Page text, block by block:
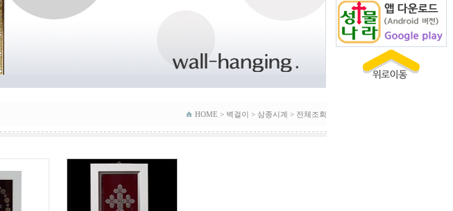
HOME > 벽걸이 > 삼종시계 > 전체조회